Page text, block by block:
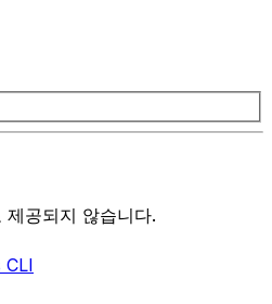
공되지 않습니다.
CLI